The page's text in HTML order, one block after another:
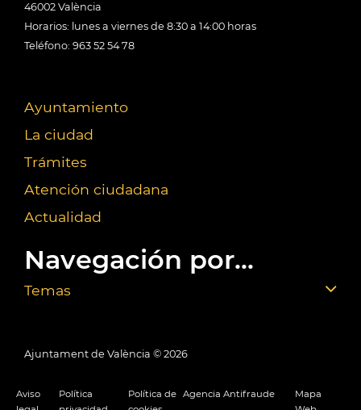
46002 València
Horarios: lunes a viernes de 8:30 a 14:00 horas
Teléfono: 963 52 54 78
Ayuntamiento
La ciudad
Trámites
Atención ciudadana
Actualidad
Navegación por...
Temas
Ajuntament de València © 2026
Aviso
Política
Política de Agencia Antifraude
Mapa